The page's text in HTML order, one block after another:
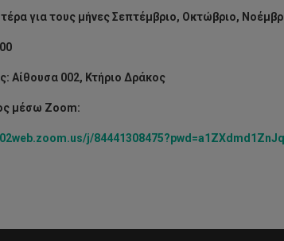
για τους μήνες Σεπτέμβριο, Οκτώβριο,
Αίθουσα 002, Κτήριο Δράκος
μέσω Zoom:
j/